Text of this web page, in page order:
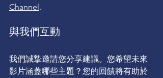
Channel.
與我們互動
我們誠摯邀請您分享建議。您希望未來
影片涵蓋哪些主題？您的回饋將有助於